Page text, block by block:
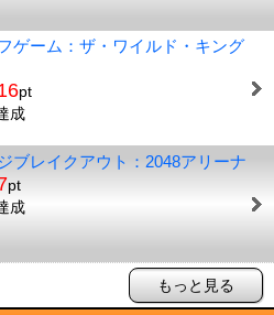
ゲーム：ザ・ワイルド・キング
pt
成
ブレイクアウト：2048アリーナ
pt
成
もっと見る